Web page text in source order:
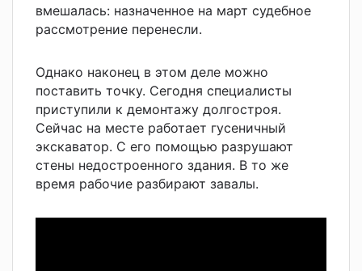
вмешалась: назначенное на март судебное
рассмотрение перенесли.
Однако наконец в этом деле можно
поставить точку. Сегодня специалисты
приступили к демонтажу долгостроя.
Сейчас на месте работает гусеничный
экскаватор. С его помощью разрушают
стены недостроенного здания. В то же
время рабочие разбирают завалы.